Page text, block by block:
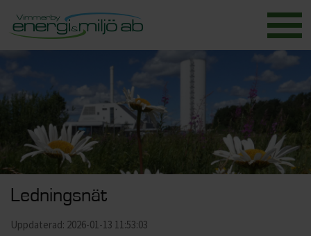
Ledningsnät
Uppdaterad: 2026-01-13 11:53:03